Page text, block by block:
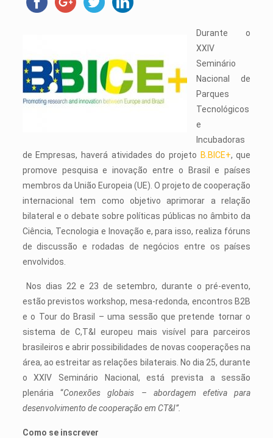
Durante o
XXIV
Seminário
Nacional de
Parques
Tecnológicos
e
Incubadoras
de Empresas, haverá atividades do projeto B.BICE+, que
promove pesquisa e inovação entre o Brasil e países
membros da União Europeia (UE). O projeto de cooperação
internacional tem como objetivo aprimorar a relação
bilateral e o debate sobre políticas públicas no âmbito da
Ciência, Tecnologia e Inovação e, para isso, realiza fóruns
de discussão e rodadas de negócios entre os países
envolvidos.
Nos dias 22 e 23 de setembro, durante o pré-evento,
estão previstos workshop, mesa-redonda, encontros B2B
e o Tour do Brasil – uma sessão que pretende tornar o
sistema de C,T&I europeu mais visível para parceiros
brasileiros e abrir possibilidades de novas cooperações na
área, ao estreitar as relações bilaterais. No dia 25, durante
o XXIV Seminário Nacional, está prevista a sessão
plenária “Conexões globais – abordagem efetiva para
desenvolvimento de cooperação em CT&I”.
Como se inscrever